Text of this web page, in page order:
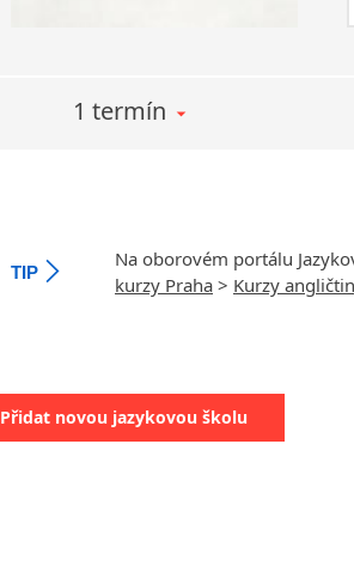
1 termín
TIP
Na oborovém portálu
kurzy Praha > Kurzy
Přidat novou jazykovou školu